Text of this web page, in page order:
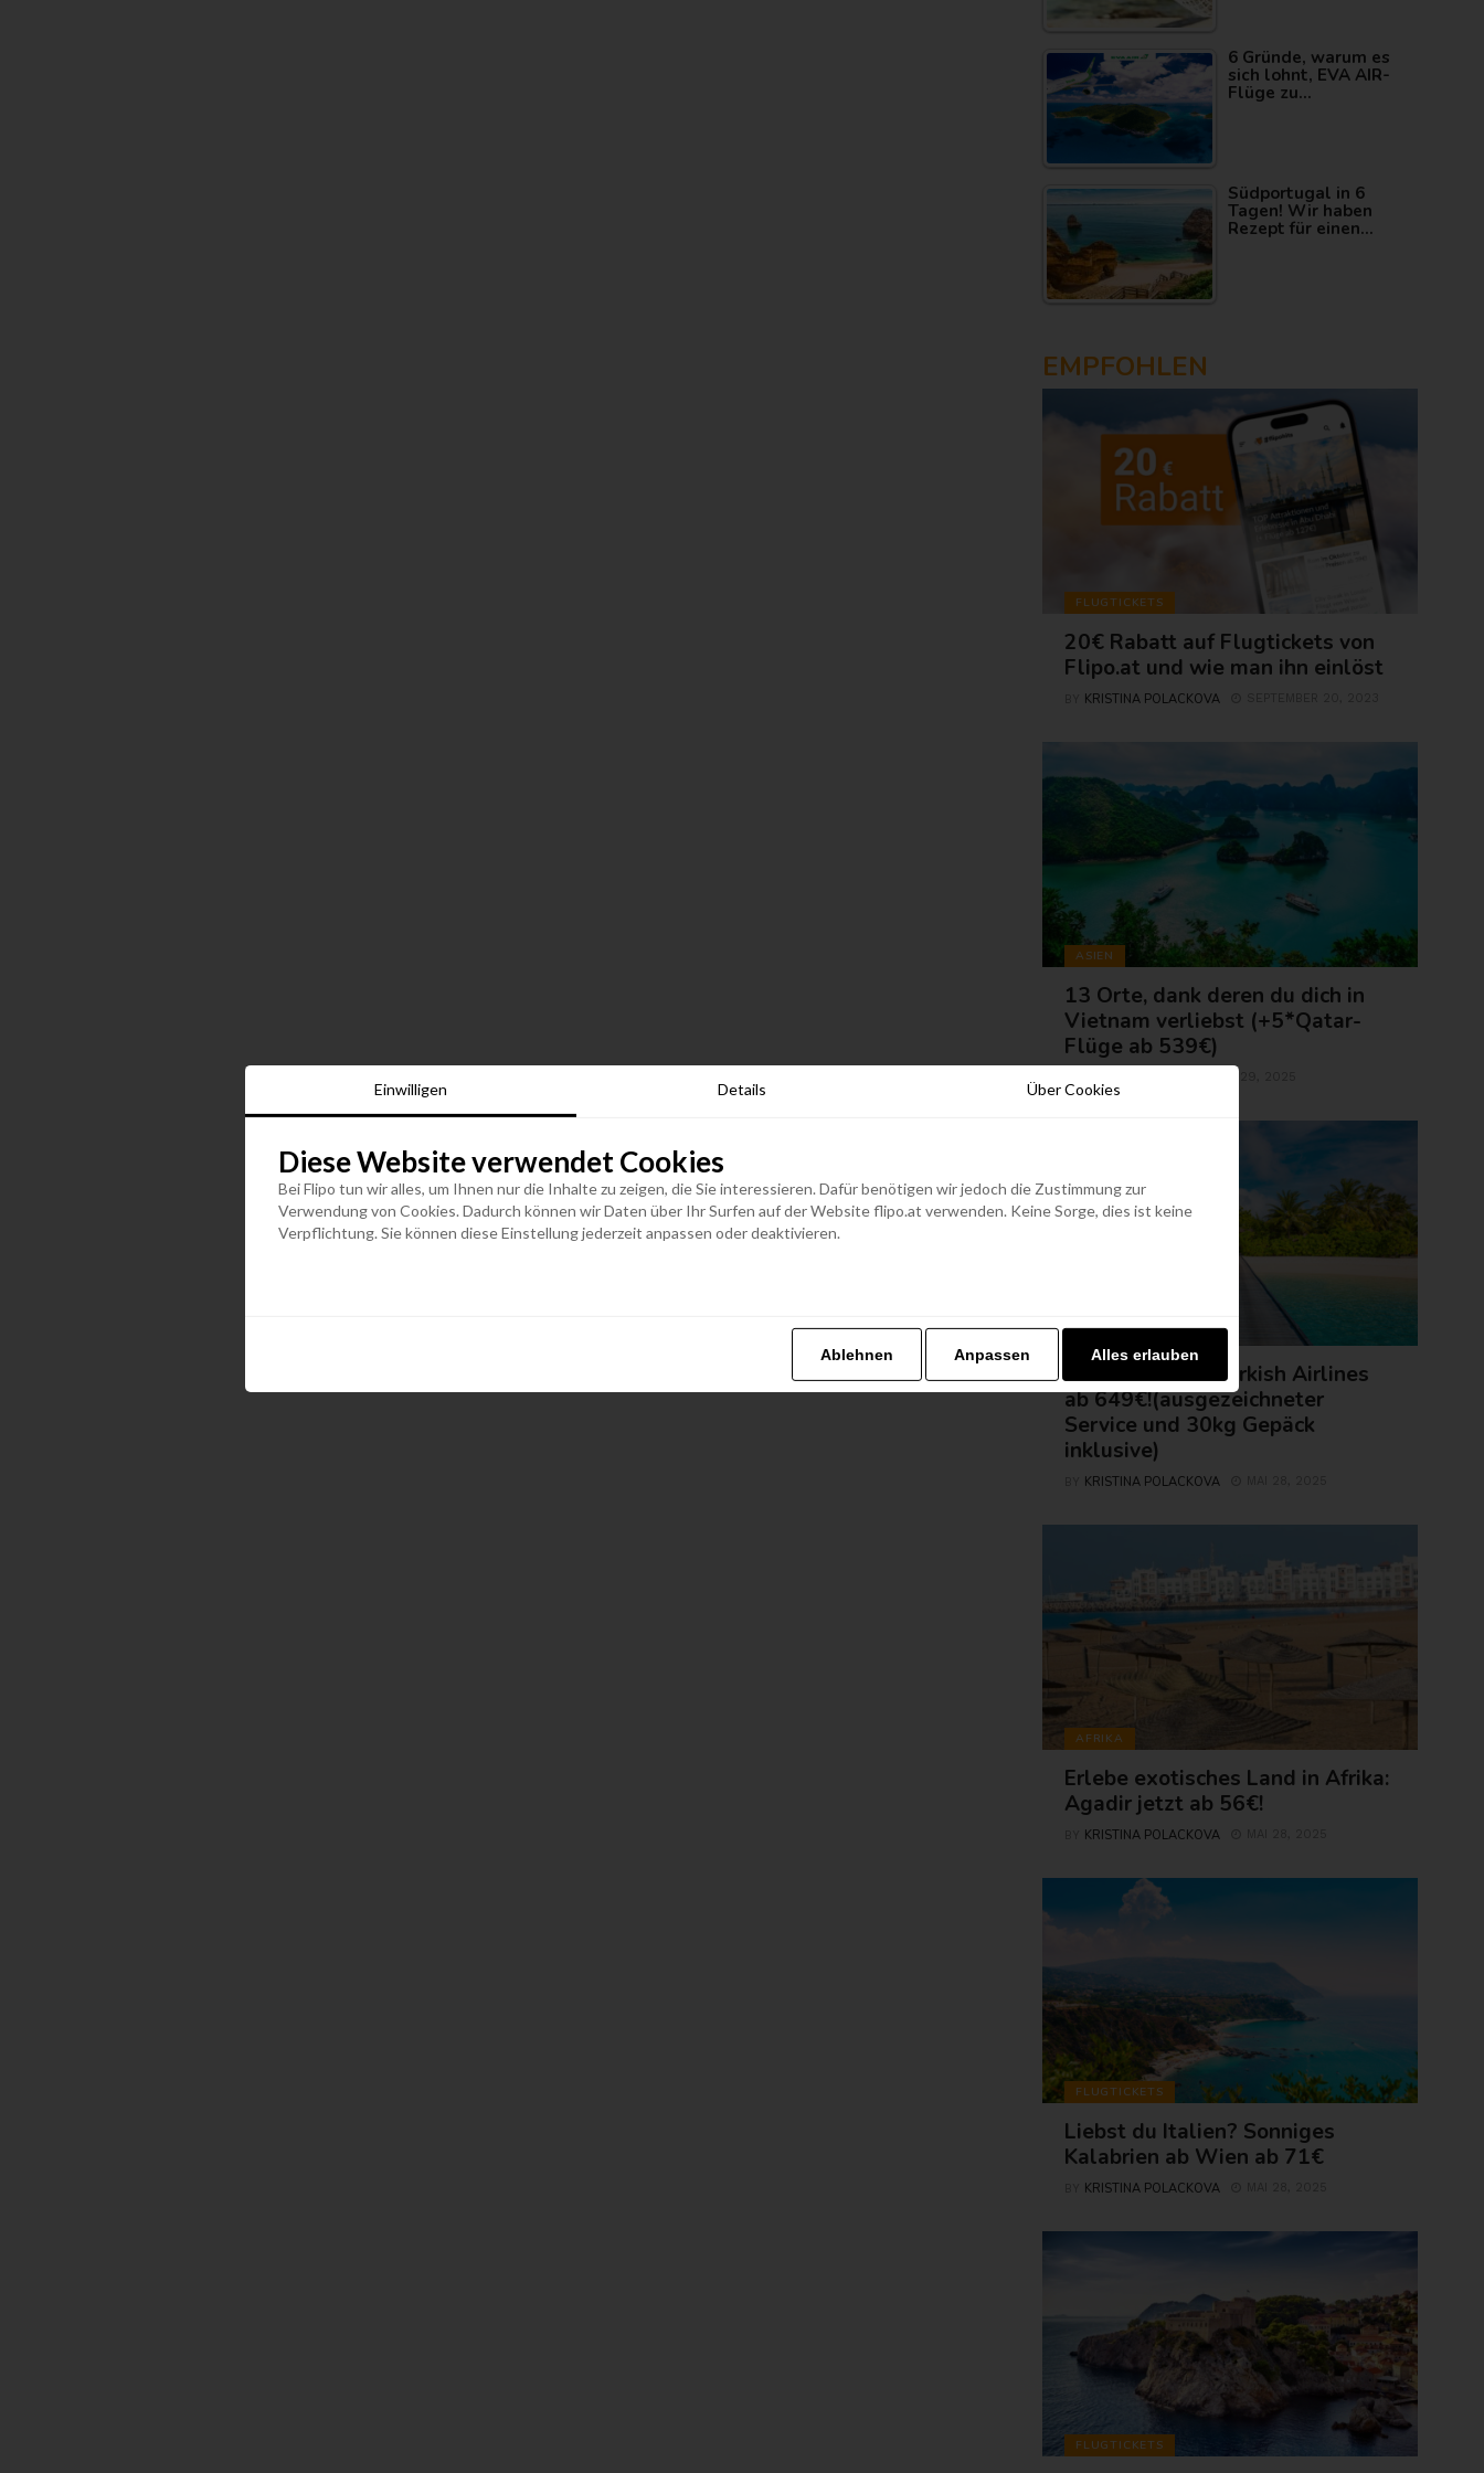
6 Gründe, warum es
sich lohnt, EVA AIR-
Flüge zu…
Südportugal in 6
Tagen! Wir haben
Rezept für einen…
EMPFOHLEN
FLUGTICKETS
20€ Rabatt auf Flugtickets von
Flipo.at und wie man ihn einlöst
KRISTINA POLACKOVA
ASIEN
13 Orte, dank deren du dich in
Vietnam verliebst (+5*Qatar-
Flüge ab 539€)
FLUGTICKETS
Malediven mit Turkish Airlines
ab 649€!(ausgezeichneter
Service und 30kg Gepäck
inklusive)
KRISTINA POLACKOVA
AFRIKA
Erlebe exotisches Land in Afrika:
Agadir jetzt ab 56€!
KRISTINA POLACKOVA
FLUGTICKETS
Liebst du Italien? Sonniges
Kalabrien ab Wien ab 71€
KRISTINA POLACKOVA
FLUGTICKETS
Einwilligen Details Über Cookies
Diese Website verwendet Cookies
Bei Flipo tun wir alles, um Ihnen nur die Inhalte zu zeigen, die Sie interessieren. Dafür benötigen wir jedoch die Zustimmung zur
Verwendung von Cookies. Dadurch können wir Daten über Ihr Surfen auf der Website flipo.at verwenden. Keine Sorge, dies ist keine
Verpflichtung. Sie können diese Einstellung jederzeit anpassen oder deaktivieren.
Ablehnen Anpassen Alles erlauben